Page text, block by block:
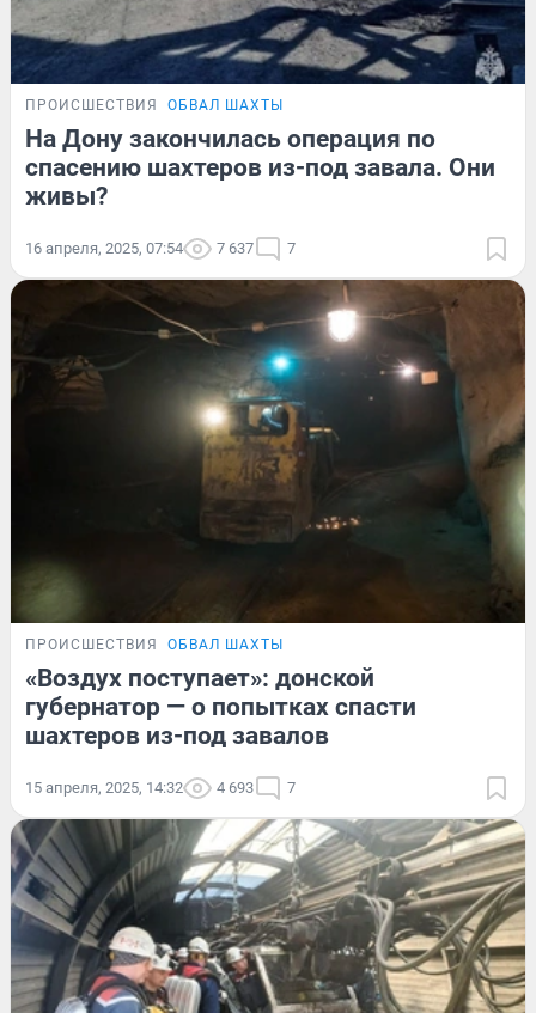
ПРОИСШЕСТВИЯ ОБВАЛ ШАХТЫ
На Дону закончилась операция по
спасению шахтеров из-под завала. Они
живы?
16 апреля, 2025, 07:54 7 637 7
ПРОИСШЕСТВИЯ ОБВАЛ ШАХТЫ
«Воздух поступает»: донской
губернатор — о попытках спасти
шахтеров из-под завалов
15 апреля, 2025, 14:32 4 693 7